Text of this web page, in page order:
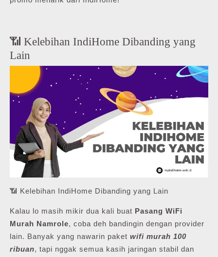
📶 Kelebihan IndiHome Dibanding yang
Lain
📶 Kelebihan IndiHome Dibanding yang Lain
Kalau lo masih mikir dua kali buat Pasang WiFi
Murah Namrole, coba deh bandingin dengan provider
lain. Banyak yang nawarin paket wifi murah 100
ribuan, tapi nggak semua kasih jaringan stabil dan